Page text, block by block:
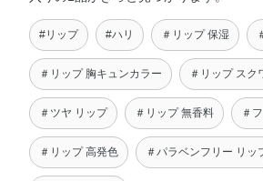
#リップ #ハリ ＃リップ 保湿
＃リップ 胸キュンカラー ＃リップ スク
＃ツヤ リップ ＃リップ 無香料 ＃
＃リップ 高発色 ＃パラベンフリー リッ